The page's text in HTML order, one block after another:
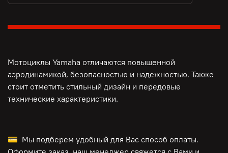
Мотоциклы Yamaha отличаются повышенной
аэродинамикой, безопасностью и надежностью. Также
стоит отметить стильный дизайн и передовые
технические характеристики.
💳 Мы подберем удобный для Вас способ оплаты.